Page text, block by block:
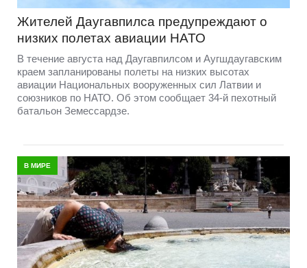
Жителей Даугавпилса предупреждают о
низких полетах авиации НАТО
В течение августа над Даугавпилсом и Аугшдаугавским
краем запланированы полеты на низких высотах
авиации Национальных вооруженных сил Латвии и
союзников по НАТО. Об этом сообщает 34-й пехотный
батальон Земессардзе.
В МИРЕ